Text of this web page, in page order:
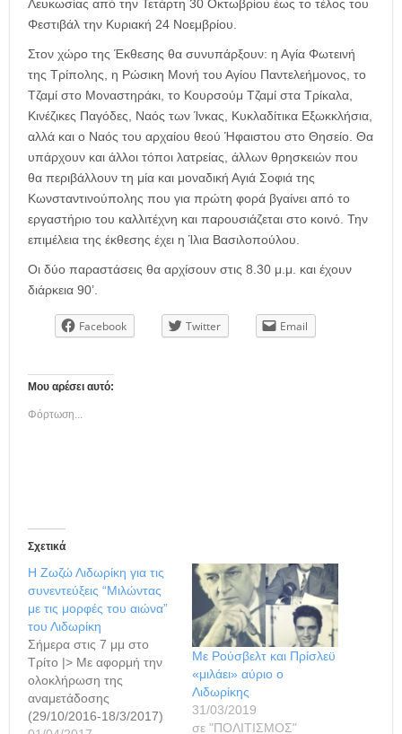
Λευκωσίας από την Τετάρτη 30 Οκτωβρίου έως το τέλος του
Φεστιβάλ την Κυριακή 24 Νοεμβρίου.
Στον χώρο της Έκθεσης θα συνυπάρξουν: η Αγία Φωτεινή
της Τρίπολης, η Ρώσικη Μονή του Αγίου Παντελεήμονος, το
Τζαμί στο Μοναστηράκι, το Κουρσούμ Τζαμί στα Τρίκαλα,
Κινέζικες Παγόδες, Ναός των Ίνκας, Κυκλαδίτικα Εξωκκλήσια,
αλλά και ο Ναός του αρχαίου θεού Ήφαιστου στο Θησείο. Θα
υπάρχουν και άλλοι τόποι λατρείας, άλλων θρησκειών που
θα περιβάλλουν τη μία και μοναδική Αγιά Σοφιά της
Κωνσταντινούπολης που για πρώτη φορά βγαίνει από το
εργαστήριο του καλλιτέχνη και παρουσιάζεται στο κοινό. Την
επιμέλεια της έκθεσης έχει η Ίλια Βασιλοπούλου.
Οι δύο παραστάσεις θα αρχίσουν στις 8.30 μ.μ. και έχουν
διάρκεια 90’.
Facebook Twitter Email
Μου αρέσει αυτό:
Φόρτωση...
Σχετικά
Η Ζωζώ Λιδωρίκη για τις
συνεντεύξεις “Μιλώντας
με τις μορφές του αιώνα”
του Λιδωρίκη
Σήμερα στις 7 μμ στο
Τρίτο |> Με αφορμή την
ολοκλήρωση της
αναμετάδοσης
(29/10/2016-18/3/2017)
Με Ρούσβελτ και Πρίσλεϋ
«μιλάει» αύριο ο
Λιδωρίκης
31/03/2019
σε "ΠΟΛΙΤΙΣΜΟΣ"